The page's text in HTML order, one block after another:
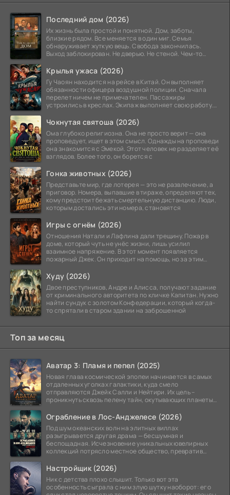
Последний дом (2026)
Их жизнь была простой и понятной. Дом, заботы,
близкие рядом. Все меняется в один миг. Семья
обнаруживает жуткую вещь. Свобода закончилась.
Выход заблокирован. Не дверью. Не стеной. Чем-то
Крылья ужаса (2026)
Гу Чаоян находится на рейсе в Китай. Он выполняет
обязанности офицера воздушной полиции. Сначала
перелет ничем не примечателен. Пассажиры
устроились в креслах. Экипаж выполняет свою работу.
Чокнутая святоша (2026)
Ома глубоко религиозна. Она не просто верит — она
проповедует, ищет в этом смысл. Однажды на проповеди
она знакомится с Эмекой. Этот человек не разделяет её
взглядов. Более того, он борется с
Гонка животных (2026)
Представьте мир, где лотерея — это не развлечение, а
приговор. Номера, выпавшие в тираже, определяют тех,
кому предстоит бежать смертельную дистанцию. Люди,
которым достались эти номера, становятся
Игры с огнём (2026)
Отношения Натали и Лафлина дали трещину. Пожар в
доме, который чуть не унёс жизни, лишь усилил
взаимное напряжение. В этот момент появляется
пожарный Джек. Он приходит на помощь, но за этим
Худу (2026)
Двое преступников, Андре и Алисса, получают задание
от криминального авторитета по кличке Капитан. Нужно
найти сундук с золотом Конфедерации, который когда-
то спрятали в старом здании на заброшенной
Топ за месяц
Аватар 3: Пламя и пепел (2025)
Новая глава космической эпопеи начинается в самых
отдаленных уголках галактики, куда смело
отправляются Джейк Салли и Нейтири. Их цель –
проникнуть сквозь пелену тайн, окутывающих планеты
Ограбление в Лос-Анджелесе (2026)
Под шум океанских волн на элитных виллах
разыгрывается другая драма — бесшумная и
беспощадная. Исчезновение уникальных ювелирных
коллекций потрясло местное общество, превратив
Настройщик (2026)
Ник с детства плохо слышит. Только вот эта
особенность сыграла с ним злую шутку наоборот: его